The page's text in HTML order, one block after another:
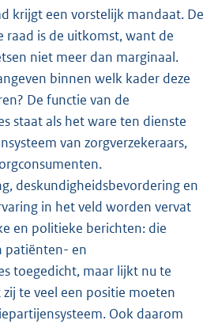
krijgt een vorstelijk mandaat. De
raad is de uitkomst, want de
niet meer dan marginaal.
binnen welk kader deze
De functie van de
staat als het ware ten dienste
van zorgverzekeraars,
deskundigheidsbevordering en
in het veld worden vervat
en politieke berichten: die
patiënten- en
toegedicht, maar lijkt nu te
te veel een positie moeten
Ook daarom